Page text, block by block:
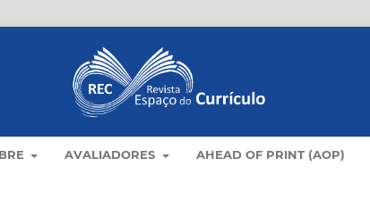
AVALIADORES AHEAD OF PRINT (AOP)